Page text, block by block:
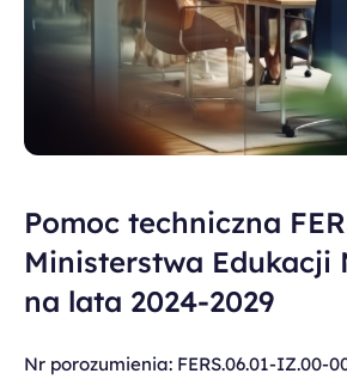
Pomoc techniczna
Ministerstwa Edukacji
na lata 2024-2029
Nr porozumienia: FERS.06.01-IZ.00-